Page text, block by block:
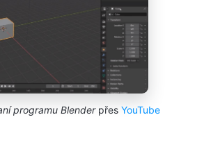
programu Blenderpřes YouTube